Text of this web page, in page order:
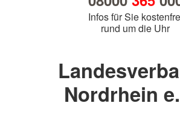
Infos für Sie
rund um die Uhr
Nordrhein